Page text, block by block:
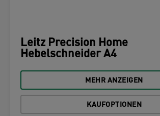
Leitz Precision Home
Hebelschneider A4
MEHR ANZEIGEN
KAUFOPTIONEN